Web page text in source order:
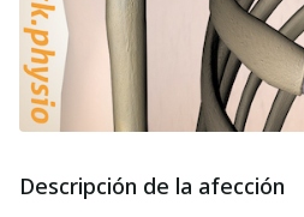
Descripción de la afección